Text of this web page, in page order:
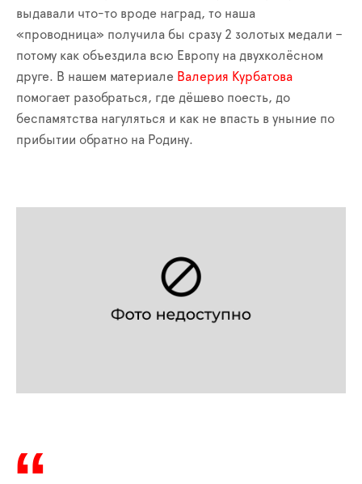
выдавали что-то вроде наград, то наша
«проводница» получила бы сразу 2 золотых медали –
потому как объездила всю Европу на двухколёсном
друге. В нашем материале Валерия Курбатова
помогает разобраться, где дёшево поесть, до
беспамятства нагуляться и как не впасть в уныние по
прибытии обратно на Родину.